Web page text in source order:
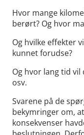
Hvor mange
berørt? Og hvor
Og hvilke effekter
kunnet forudse?
Og hvor lang tid vil
osv.
Svarene på de
bekymringer om,
konsekvenser